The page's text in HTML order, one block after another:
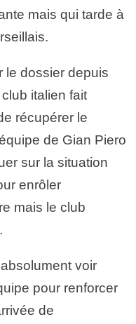
mais qui tarde à
le dossier depuis
italien fait
récupérer le
de Gian Piero
sur la situation
enrôler
mais le club
voir
pour renforcer
de